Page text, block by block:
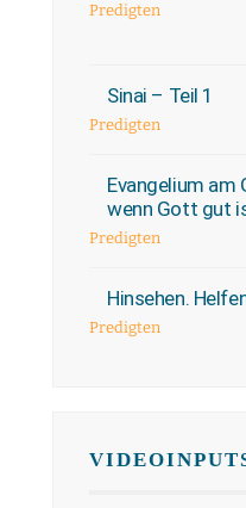
Predigten
Sinai – Teil 1
Predigten
Evangelium am
wenn Gott gut
Predigten
Hinsehen.
Predigten